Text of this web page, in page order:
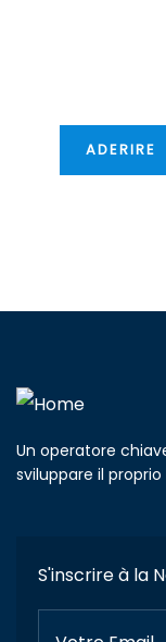
ADERIRE
Un operatore
sviluppare il
S'inscrire à la